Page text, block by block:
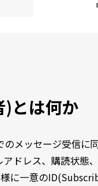
とは何か
メッセージ受信に
ドレス、購読状態
に一意の